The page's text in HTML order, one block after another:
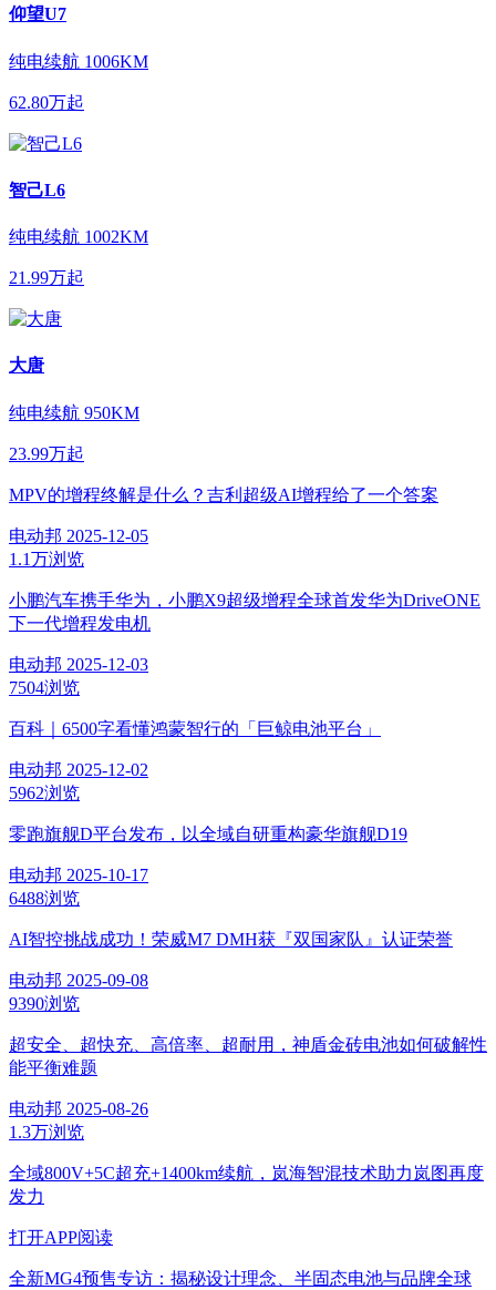
仰望U7
纯电续航 1006KM
62.80万起
智己L6
纯电续航 1002KM
21.99万起
大唐
纯电续航 950KM
23.99万起
MPV的增程终解是什么？吉利超级AI增程给了一个答案
电动邦 2025-12-05
1.1万浏览
小鹏汽车携手华为，小鹏X9超级增程全球首发华为DriveONE
下一代增程发电机
电动邦 2025-12-03
7504浏览
百科｜6500字看懂鸿蒙智行的「巨鲸电池平台」
电动邦 2025-12-02
5962浏览
零跑旗舰D平台发布，以全域自研重构豪华旗舰D19
电动邦 2025-10-17
6488浏览
AI智控挑战成功！荣威M7 DMH获『双国家队』认证荣誉
电动邦 2025-09-08
9390浏览
超安全、超快充、高倍率、超耐用，神盾金砖电池如何破解性
能平衡难题
电动邦 2025-08-26
1.3万浏览
全域800V+5C超充+1400km续航，岚海智混技术助力岚图再度
发力
打开APP阅读
全新MG4预售专访：揭秘设计理念、半固态电池与品牌全球